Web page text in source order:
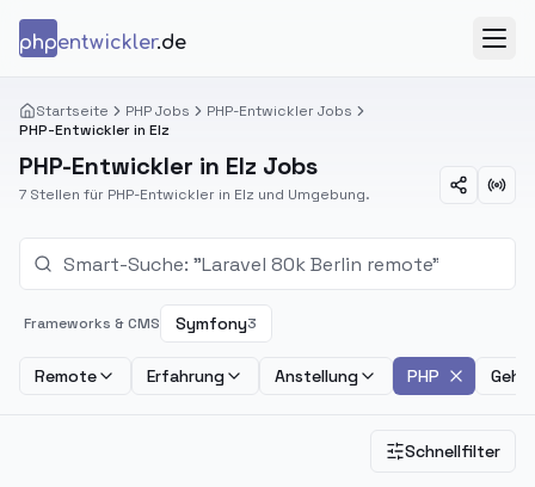
phpentwickler.de
Startseite PHP Jobs
PHP-Entwickler Jobs
PHP-Entwickler in Elz
PHP-Entwickler in Elz Jobs
7 Stellen für PHP-Entwickler in Elz und Umgebung.
Frameworks & CMS Symfony3
Remote Erfahrung Anstellung PHP
Schnellfilter